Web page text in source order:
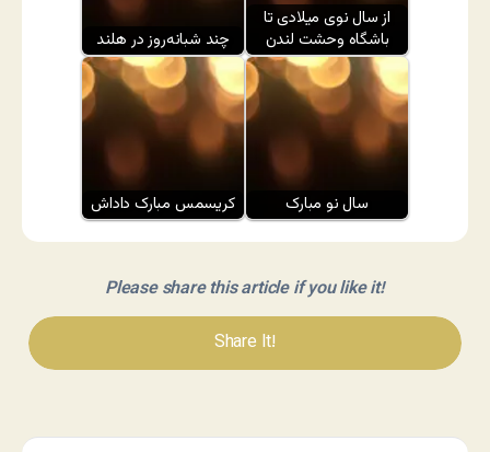
چند شبانه‌روز در هلند
از سال نوی میلادی تا
باشگاه وحشت لندن
کریسمس مبارک داداش سال نو مبارک
Please share this article if you like it!
Share It!